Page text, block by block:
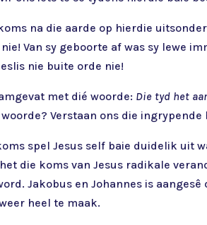
na die aarde op hierdie
Van sy geboorte af was sy lewe
nie buite orde nie!
met dié woorde: Die tyd het
Verstaan ons die
spel Jesus self baie duidelik uit
die koms van Jesus radikale
Jakobus en Johannes is
heel te maak.